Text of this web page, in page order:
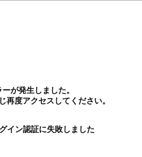
ーが発生しました。
再度アクセスしてください。
イン認証に失敗しました